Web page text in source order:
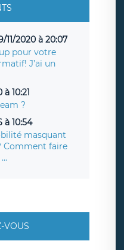
11/2020 à 20:07
pour votre
J’ai un
10:21
?
à 10:54
masquant
Comment faire
VOUS